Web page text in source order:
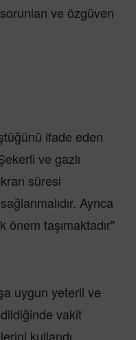
ve özgüven
ifade eden
ve gazlı
süresi
Ayrıca
önem taşımaktadır"
uygun yeterli ve
vakit
kullandı.